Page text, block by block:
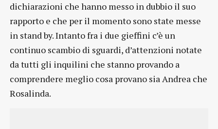
dichiarazioni che hanno messo in dubbio il suo
rapporto e che per il momento sono state messe
in stand by. Intanto fra i due gieffini c’è un
continuo scambio di sguardi, d’attenzioni notate
da tutti gli inquilini che stanno provando a
comprendere meglio cosa provano sia Andrea che
Rosalinda.